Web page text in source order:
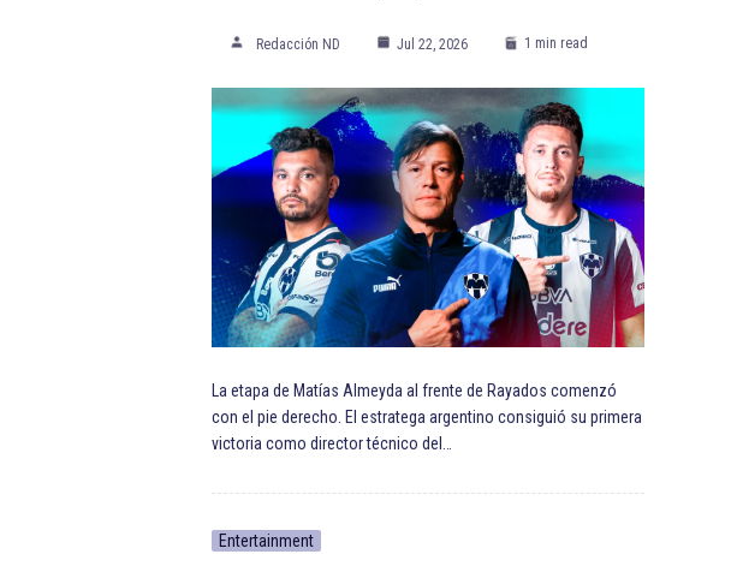
Redacción ND Jul 22, 2026 1 min read
La etapa de Matías Almeyda al frente de Rayados comenzó
con el pie derecho. El estratega argentino consiguió su primera
victoria como director técnico del…
Entertainment